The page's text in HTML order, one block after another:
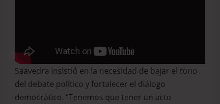
Saavedra insistió en la necesidad de bajar el tono
del debate político y fortalecer el diálogo
democrático. “Tenemos que tener un acto